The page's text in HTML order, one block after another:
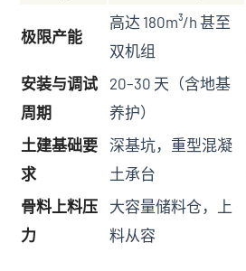
极限产能
高达 180m³/h 甚至
双机组
安装与调试
周期
20–30 天（含地基
养护）
土建基础要
求
深基坑，重型混凝
土承台
骨料上料压
力
大容量储料仓，上
料从容